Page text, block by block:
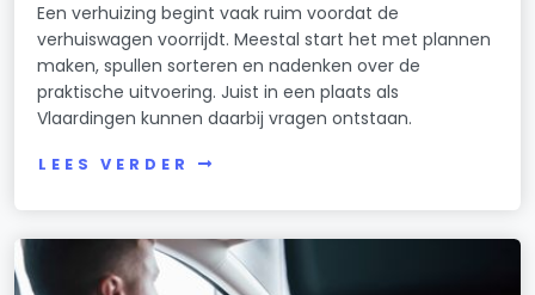
Een verhuizing begint vaak ruim voordat de
verhuiswagen voorrijdt. Meestal start het met plannen
maken, spullen sorteren en nadenken over de
praktische uitvoering. Juist in een plaats als
Vlaardingen kunnen daarbij vragen ontstaan.
LEES VERDER